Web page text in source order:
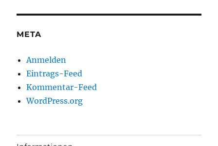
META
Anmelden
Eintrags-Feed
Kommentar-Feed
WordPress.org